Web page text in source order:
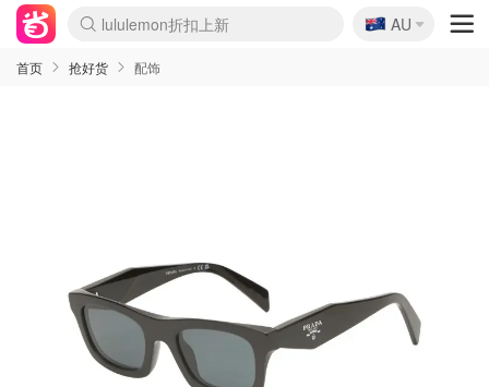
lululemon折扣上新
Sasa美妆护肤3.5折
SSENSE年中3折
FreshBeauty好价汇总
Cettire降价+叠9折
WWS Coles超市实拍
viagogo二手票捡漏
Myer超级周末1折
The Outnet奢牌1折起
David Jones 3折起
Flannels大牌1折
Perfumes Club护肤1折
AMIRO返校季6.2折
Amazon折扣汇总
eToro入金$200送$50
Amazon数码好物
ICONIC本周7.5折
ThedoubleF高奢地板价
Moose Knuckles 6折
丝芙兰5折起
EUFY官网3.7折起
Selenichast首饰2折
Trip机票酒店促销
YSL送5件彩妆礼
Amazon家居好物
Amazon美妆护肤
雅漾大喷$8
过敏原检测盒$33
伊索独家赠50ml沐浴露
科颜氏清仓3折
SEALIFE海洋馆门票6折
丝塔芙大白罐$16
订阅Newsletter送香薰
Cult Beauty 6.8折
Harrods圣诞日历2.3折
LN-CC奢牌私促3折
d'Alba空姐喷雾$16
EVE LOM套装逆天2折
Bernardelli独家4折
Adore Beauty 6折起
CT圣诞日历
Mytheresa奢品2.7折
Luxury Escapes 9折
Currentbody美容仪9折
MOON Garden Live
Roborock扫地机3.7折
Tingo Life水杯$24
Valentino官网5折
CR洗发护发6.3折
修丽可套装7.4折
Myer彩妆2件7折
GANNI官网4.5折
Stylevana韩妆4折
Tessabit高奢8.5折
OGX洗护4折
Amazon阿德莱德次日达
卡诗8.5折+赠礼
Philips Hue灯具8折
🇦🇺
AU
首页 抢好货 配饰